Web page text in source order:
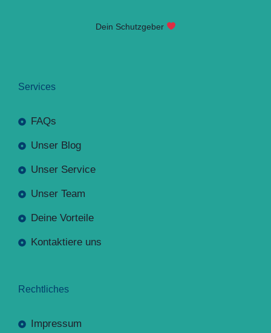
Dein Schutzgeber
Services
FAQs
Unser Blog
Unser Service
Unser Team
Deine Vorteile
Kontaktiere uns
Rechtliches
Impressum